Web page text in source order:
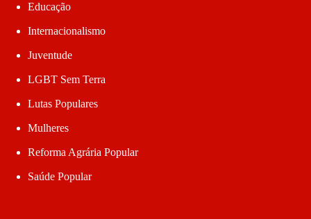
Educação
Internacionalismo
Juventude
LGBT Sem Terra
Lutas Populares
Mulheres
Reforma Agrária Popular
Saúde Popular